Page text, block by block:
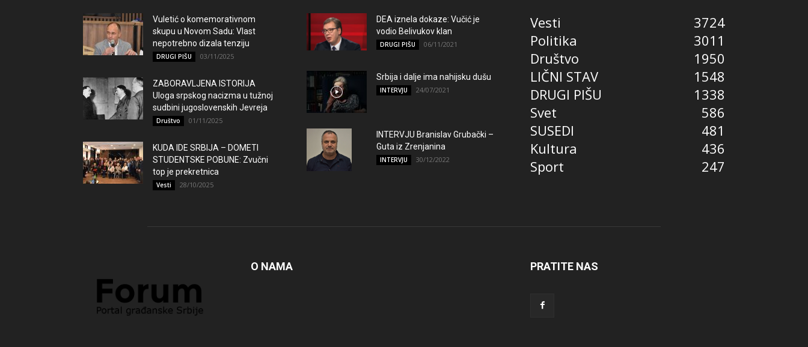
Vuletić o komemorativnom
skupu u Novom Sadu: Vlast
nepotrebno dizala tenziju
DRUGI PIŠU 03/11/2025
ZABORAVLJENA ISTORIJA
Uloga srpskog nacizma u tužnoj
sudbini jugoslovenskih Jevreja
Društvo 01/11/2025
KUDA IDE SRBIJA – DOMETI
STUDENTSKE POBUNE: Zvučni
top je prekretnica
Vesti 28/10/2025
DEA iznela dokaze: Vučić je
vodio Belivukov klan
DRUGI PIŠU 06/11/2021
Srbija i dalje ima nahijsku dušu
INTERVJU 24/07/2021
INTERVJU Branislav Grubački –
Guta iz Zrenjanina
INTERVJU 30/12/2022
Vesti
3724
Politika
3011
Društvo
1950
LIČNI STAV
1548
DRUGI PIŠU
1338
Svet
586
SUSEDI
481
Kultura
436
Sport
247
O NAMA PRATITE NAS